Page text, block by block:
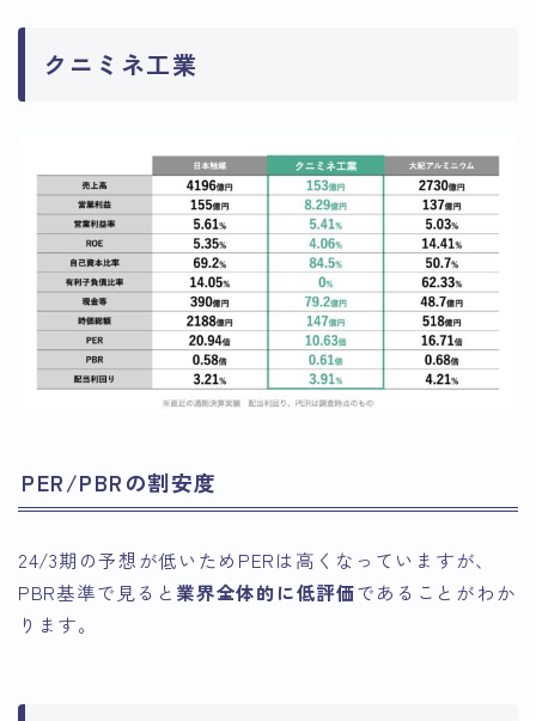
クニミネ工業
PER/PBRの割安度
24/3期の予想が低いためPERは高くなっていますが、
PBR基準で見ると 業界全体的に低評価であることがわか
ります。